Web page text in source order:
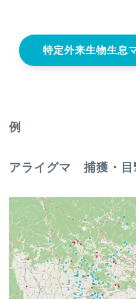
特定外来生物生息
例
アライグマ 捕獲・目